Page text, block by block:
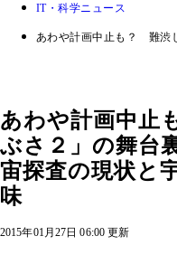
IT・科学ニュース
あわや計画中止も？ 難渋
あわや計画中止
ぶさ２」の舞台
宙探査の現状と
味
2015年01月27日 06:00 更新